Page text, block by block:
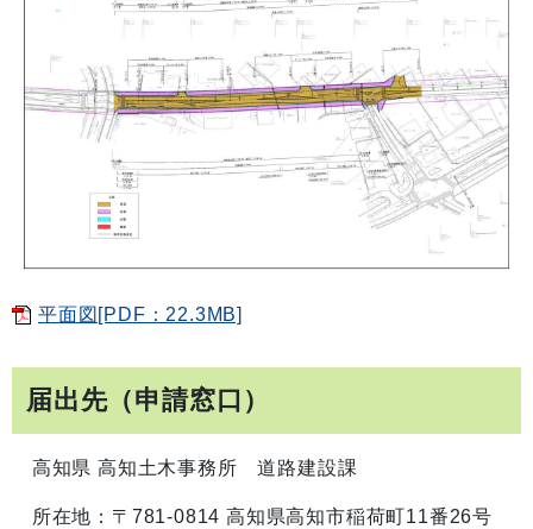
平面図[PDF：22.3MB]
届出先（申請窓口）
高知県 高知土木事務所 道路建設課
所在地：〒781-0814 高知県高知市稲荷町11番26号